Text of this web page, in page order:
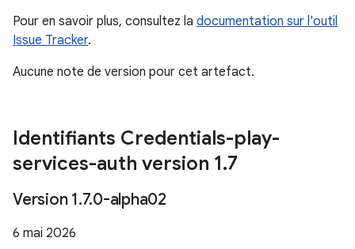
Pour en savoir plus, consultez la documentation sur l'outil
Issue Tracker.
Aucune note de version pour cet artefact.
Identifiants Credentials-play-
services-auth version 1.7
Version 1.7.0-alpha02
6 mai 2026